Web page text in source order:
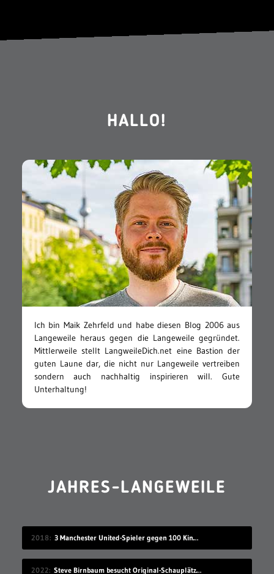
HALLO!
Ich bin Maik Zehrfeld und habe diesen Blog 2006 aus
Langeweile heraus gegen die Langeweile gegründet.
Mittlerweile stellt LangweileDich.net eine Bastion der
guten Laune dar, die nicht nur Langeweile vertreiben
sondern auch nachhaltig inspirieren will. Gute
Unterhaltung!
JAHRES-LANGEWEILE
2018 3 Manchester United-Spieler gegen 100 Kinder
2022 Steve Birnbaum besucht Original-Schauplätze von Musik-Fotografien